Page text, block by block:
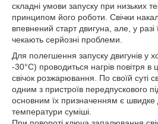
складні умови запуску при низьких
принципом його роботи. Свічки
впевнений старт двигуна, але, у разі
чекають серйозні проблеми.
Для полегшення запуску двигунів у
-30°С) проводиться нагрів повітря в
свічок розжарювання. По своїй суті
одним з пристроїв передпускового
основним їх призначенням є швидке
температури суміші.